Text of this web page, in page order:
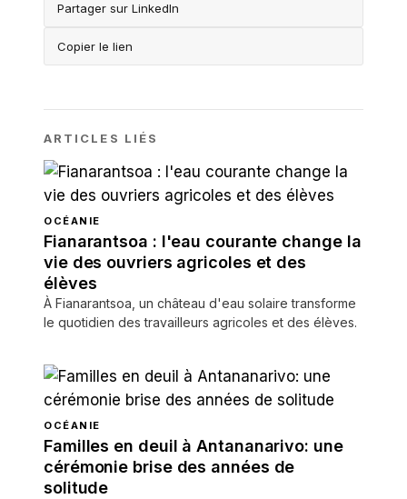
Partager sur LinkedIn
Copier le lien
ARTICLES LIÉS
OCÉANIE
Fianarantsoa : l'eau courante change la
vie des ouvriers agricoles et des
élèves
À Fianarantsoa, un château d'eau solaire transforme
le quotidien des travailleurs agricoles et des élèves.
OCÉANIE
Familles en deuil à Antananarivo: une
cérémonie brise des années de
solitude